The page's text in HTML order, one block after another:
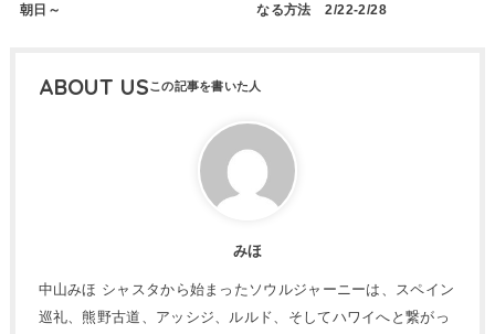
朝日～
なる方法 2/22-2/28
ABOUT US
みほ
中山みほ シャスタから始まったソウルジャーニーは、スペイン
巡礼、熊野古道、アッシジ、ルルド、そしてハワイへと繋がっ